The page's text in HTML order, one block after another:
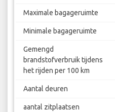
Maximale bagageruimte
Minimale bagageruimte
Gemengd
brandstofverbruik tijdens
het rijden per 100 km
Aantal deuren
aantal zitplaatsen